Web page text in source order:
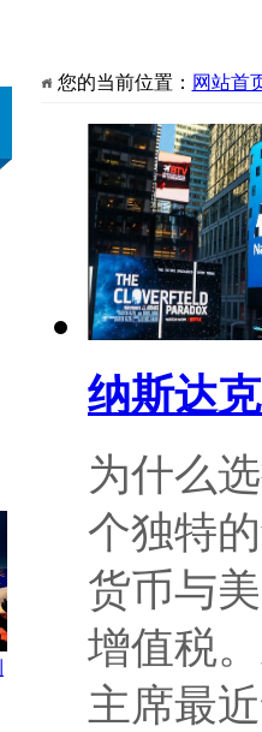
纳斯达
为什么
个独特
货币与
增值税
主席最
您的当前位置： 网站首